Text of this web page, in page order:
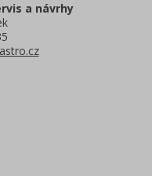
a návrhy